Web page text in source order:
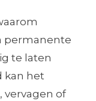
permanente
te laten
kan het
vervagen of